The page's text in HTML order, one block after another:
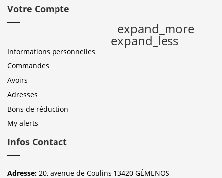
Votre Compte
expand_more
expand_less
Informations personnelles
Commandes
Avoirs
Adresses
Bons de réduction
My alerts
Infos Contact
Adresse: 20, avenue de Coulins 13420 GÉMENOS